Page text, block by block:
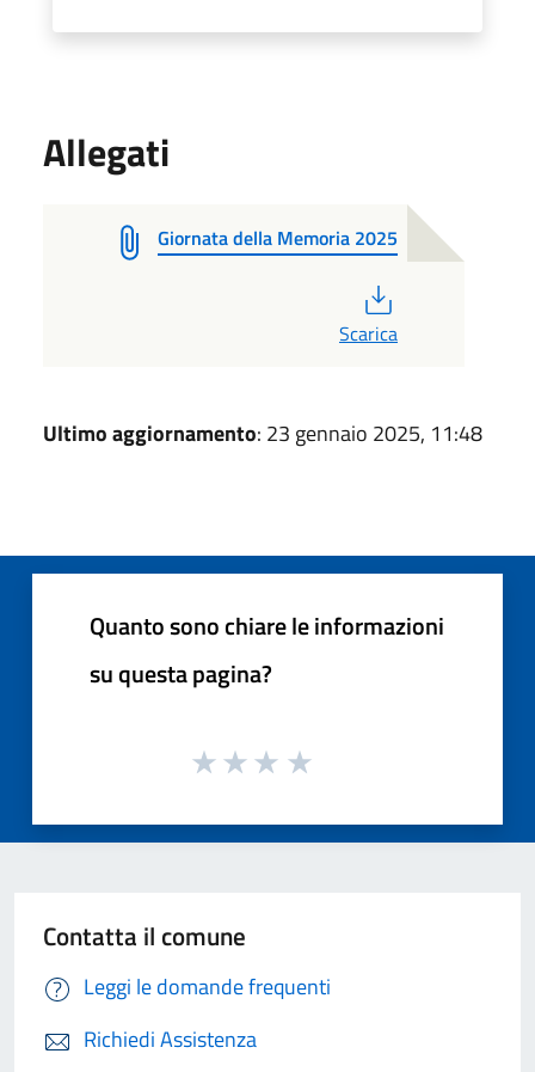
Allegati
Giornata della Memoria 2025
Scarica
Ultimo aggiornamento: 23 gennaio 2025, 11:48
Quanto sono chiare le informazioni
su questa pagina?
Contatta il comune
Leggi le domande frequenti
Richiedi Assistenza